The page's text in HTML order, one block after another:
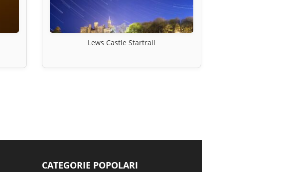
Lews Castle Startrail
CATEGORIE POPOLARI